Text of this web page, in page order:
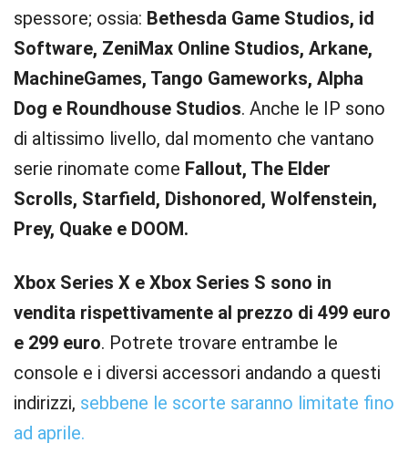
spessore; ossia: Bethesda Game Studios, id
Software, ZeniMax Online Studios, Arkane,
MachineGames, Tango Gameworks, Alpha
Dog e Roundhouse Studios. Anche le IP sono
di altissimo livello, dal momento che vantano
serie rinomate come Fallout, The Elder
Scrolls, Starfield, Dishonored, Wolfenstein,
Prey, Quake e DOOM.
Xbox Series X e Xbox Series S sono in
vendita rispettivamente al prezzo di 499 euro
e 299 euro. Potrete trovare entrambe le
console e i diversi accessori andando a questi
indirizzi, sebbene le scorte saranno limitate fino
ad aprile.